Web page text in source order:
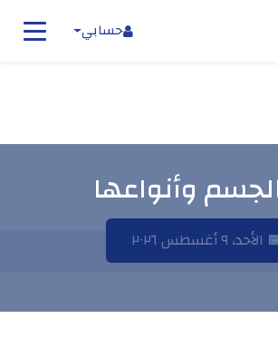
حسابي
وأنواعها
الأحد، ٩ أغسطس ٢٠٢٦
وأنواعها